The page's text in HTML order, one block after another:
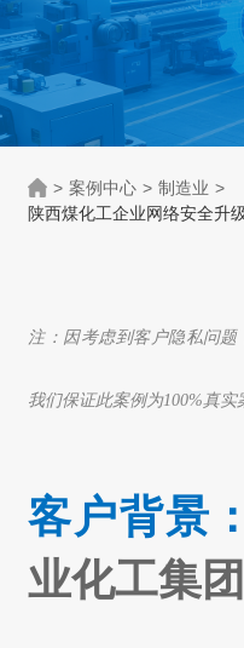
> 案例中心 > 制造业 >
陕西煤化工企业网络安全升
注：因考虑到客户隐私问题
我们保证此案例为100%真实
客户背景：
业化工集团